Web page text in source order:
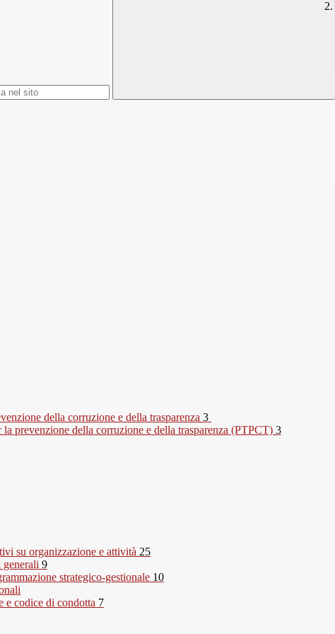
della corruzione e della trasparenza 3
la prevenzione della corruzione e della trasparenza (PTPCT) 3
su organizzazione e attività 25
9
strategico-gestionale 10
e codice di condotta 7